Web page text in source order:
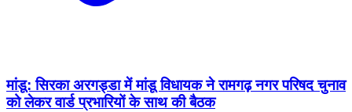
मांडू: सिरका अरगड्डा में मांडू विधायक ने रामगढ़ नगर परिषद चुनाव
को लेकर वार्ड प्रभारियों के साथ की बैठक